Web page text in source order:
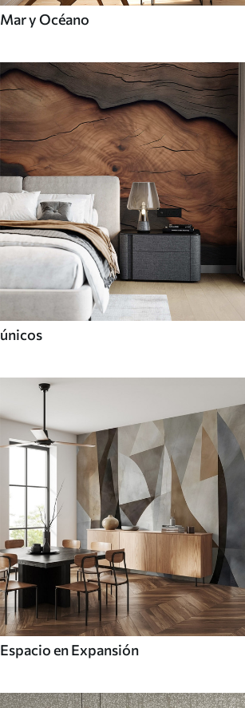
Mar y Océano
únicos
Espacio en Expansión